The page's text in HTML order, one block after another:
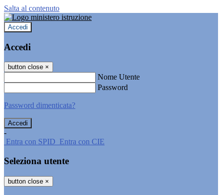
Salta al contenuto
Accedi
Accedi
button close ×
Nome Utente
Password
Password dimenticata?
-
Entra con SPID Entra con CIE
Seleziona utente
button close ×